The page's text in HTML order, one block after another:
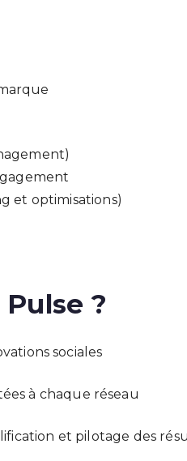
et optimisations)
?
sociales
à chaque réseau
et pilotage des